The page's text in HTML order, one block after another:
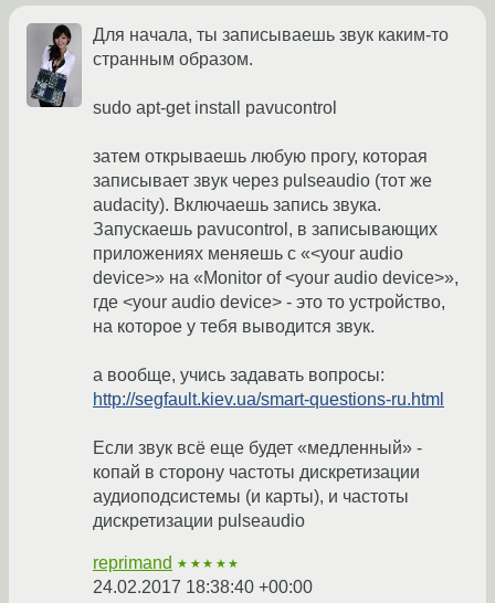
Для начала, ты записываешь звук каким-то
странным образом.
sudo apt-get install pavucontrol
затем открываешь любую прогу, которая
записывает звук через pulseaudio (тот же
audacity). Включаешь запись звука.
Запускаешь pavucontrol, в записывающих
приложениях меняешь с «<your audio
device>» на «Monitor of <your audio device>»,
где <your audio device> - это то устройство,
на которое у тебя выводится звук.
а вообще, учись задавать вопросы:
http://segfault.kiev.ua/smart-questions-ru.html
Если звук всё еще будет «медленный» -
копай в сторону частоты дискретизации
аудиоподсистемы (и карты), и частоты
дискретизации pulseaudio
reprimand ★★★★★
24.02.2017 18:38:40 +00:00